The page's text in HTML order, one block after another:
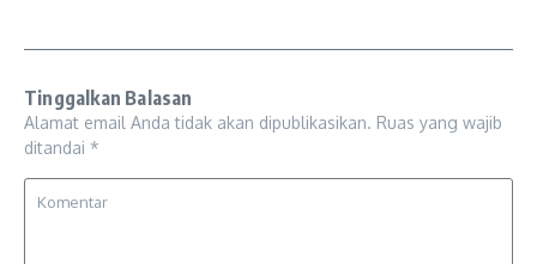
Tinggalkan Balasan
Alamat email Anda tidak akan dipublikasikan. Ruas yang wajib
ditandai *